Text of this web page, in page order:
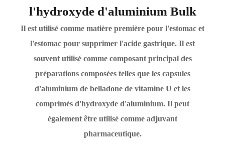
l'hydroxyde d'aluminium Bulk
Il est utilisé comme matière première pour l'estomac et
l'estomac pour supprimer l'acide gastrique. Il est
souvent utilisé comme composant principal des
préparations composées telles que les capsules
d'aluminium de belladone de vitamine U et les
comprimés d'hydroxyde d'aluminium. Il peut
également être utilisé comme adjuvant
pharmaceutique.